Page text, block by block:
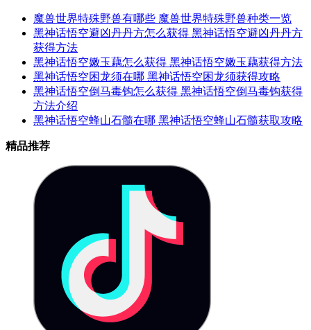
魔兽世界特殊野兽有哪些 魔兽世界特殊野兽种类一览
黑神话悟空避凶丹丹方怎么获得 黑神话悟空避凶丹丹方
获得方法
黑神话悟空嫩玉藕怎么获得 黑神话悟空嫩玉藕获得方法
黑神话悟空困龙须在哪 黑神话悟空困龙须获得攻略
黑神话悟空倒马毒钩怎么获得 黑神话悟空倒马毒钩获得
方法介绍
黑神话悟空蜂山石髓在哪 黑神话悟空蜂山石髓获取攻略
精品推荐